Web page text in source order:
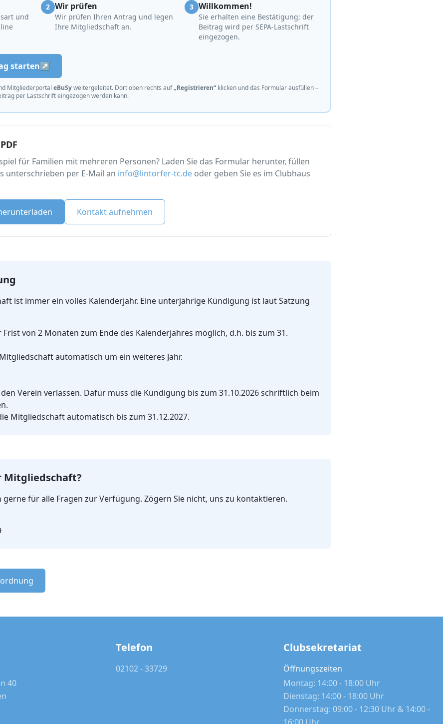
und
2 Wir prüfen
Wir prüfen Ihren Antrag und legen
Ihre Mitgliedschaft an.
3 Willkommen!
Sie erhalten eine Bestätigung; der
Beitrag wird per SEPA-Lastschrift
eingezogen.
starten↗
Mitgliederportal eBuSyweitergeleitet. Dort oben rechts auf„Registrieren“ klicken und das Formular ausfüllen –
per Lastschrift eingezogen werden kann.
für Familien mit mehreren Personen? Laden Sie das Formular herunter, füllen
unterschrieben per E-Mail an info@lintorfer-tc.de oder geben Sie es im Clubhaus
Kontakt aufnehmen
ist immer ein volles Kalenderjahr. Eine unterjährige Kündigung ist laut Satzung
von 2 Monaten zum Ende des Kalenderjahres möglich, d.h. bis zum 31.
automatisch um ein weiteres Jahr.
Verein verlassen. Dafür muss die Kündigung bis zum 31.10.2026 schriftlich beim
Mitgliedschaft automatisch bis zum 31.12.2027.
Mitgliedschaft?
für alle Fragen zur Verfügung. Zögern Sie nicht, uns zu kontaktieren.
40
Telefon
02102 - 33729
Clubsekretariat
Öffnungszeiten
Montag: 14:00 - 18:00 Uhr
Dienstag: 14:00 - 18:00 Uhr
Donnerstag: 09:00 - 12:30 Uhr & 14:00 -